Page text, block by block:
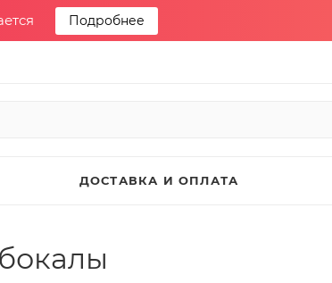
Подробнее
ДОСТАВКА И ОПЛАТА